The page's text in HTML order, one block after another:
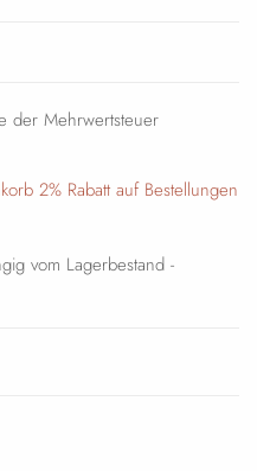
der Mehrwertsteuer
2% Rabatt auf Bestellungen
vom Lagerbestand -